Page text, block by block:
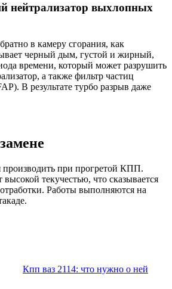
нейтрализатор выхлопных
в камеру сгорания, как
черный дым, густой и жирный,
времени, который может разрушить
а также фильтр частиц
В результате турбо разрыв даже
производить при прогретой КПП.
высокой текучестью, что сказывается
Работы выполняются на
Кпп ваз 2114: что нужно о ней